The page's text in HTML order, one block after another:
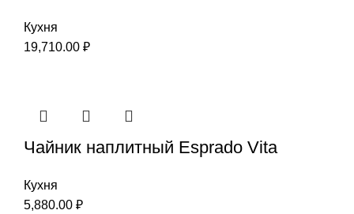
Кухня
19,710.00 ₽
Чайник наплитный Esprado Vita
Кухня
5,880.00 ₽